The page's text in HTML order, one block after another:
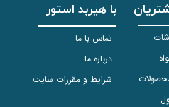
با هیربد استور
تماس با ما
درباره ما
شرایط و مقررات سایت